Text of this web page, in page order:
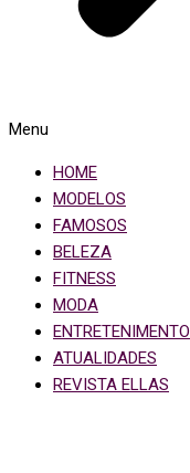
Menu
HOME
MODELOS
FAMOSOS
BELEZA
FITNESS
MODA
ENTRETENIMENTO
ATUALIDADES
REVISTA ELLAS